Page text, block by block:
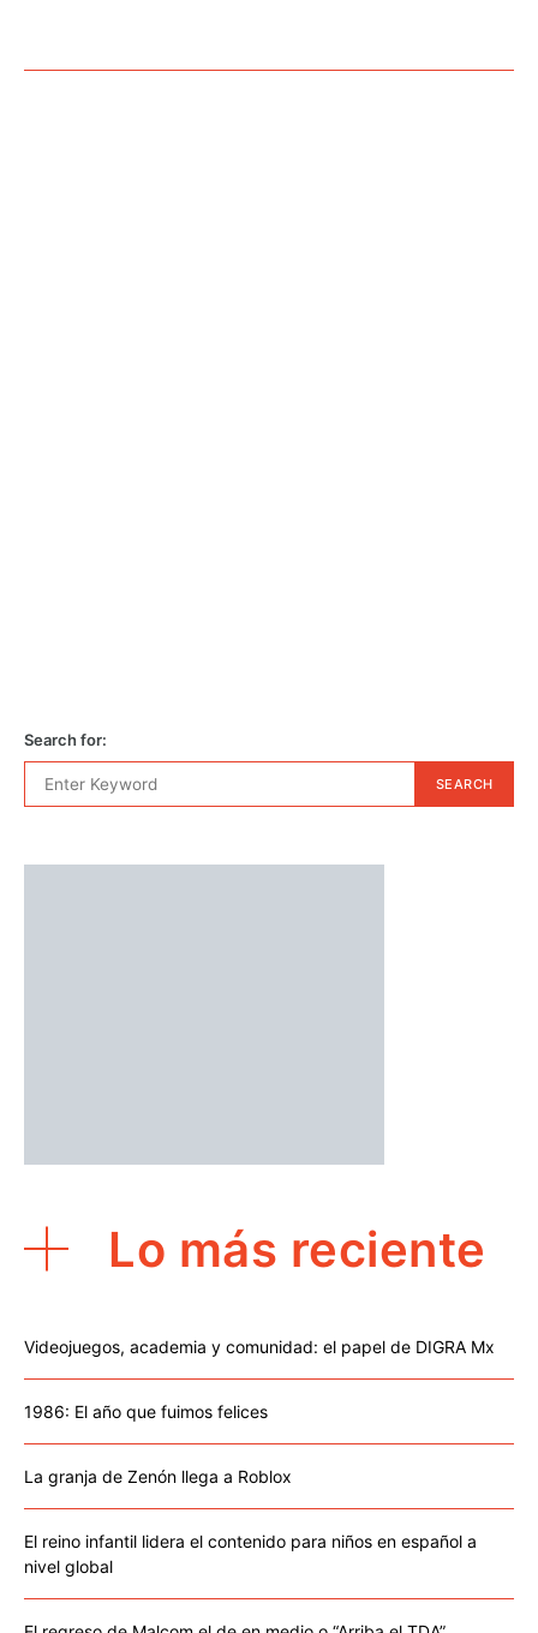
Search for:
SEARCH
Lo más reciente
Videojuegos, academia y comunidad: el papel de DIGRA Mx
1986: El año que fuimos felices
La granja de Zenón llega a Roblox
El reino infantil lidera el contenido para niños en español a
nivel global